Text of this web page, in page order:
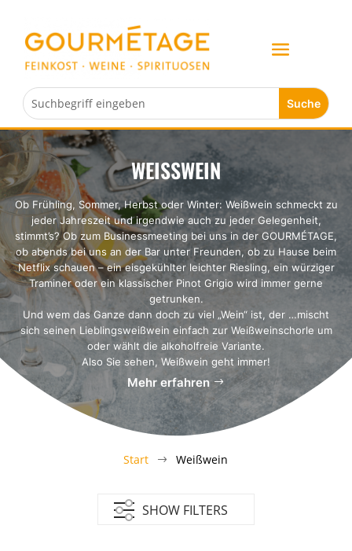
WEISSWEIN
Ob Frühling, Sommer, Herbst oder Winter: Weißwein schmeckt zu
jeder Jahreszeit und irgendwie auch zu jeder Gelegenheit,
stimmt’s? Ob zum Businessmeeting bei uns in der GOURMÉTAGE,
ob abends bei uns an der Bar unter Freunden, ob zu Hause beim
Netflix schauen – ein eisgekühlter leichter Riesling, ein würziger
Traminer oder ein klassischer Pinot Grigio wird immer gerne
getrunken.
Und wem das Ganze dann doch zu viel „Wein“ ist, der …mischt
sich seinen Lieblingsweißwein einfach zur Weißweinschorle um
oder wählt die alkoholfreie Variante.
Also Sie sehen, Weißwein geht immer!
Mehr erfahren
Start $ Weißwein
SHOW FILTERS